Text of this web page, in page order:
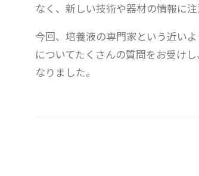
なく、新しい技術や器材の情報に
今回、培養液の専門家という近い
についてたくさんの質問をお受け
なりました。